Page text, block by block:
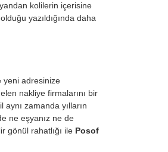
kolilerin içerisine
yazıldığında daha
yeni adresinize
nakliye firmalarını bir
zamanda yılların
ne eşyanız ne de
gönül rahatlığı ile Posof